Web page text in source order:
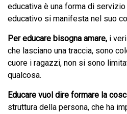
educativa è una forma di
educativo si manifesta nel suo
Per educare bisogna amare, i
che lasciano una traccia, sono
cuore i ragazzi, non si sono
qualcosa.
Educare vuol dire formare la
struttura della persona, che ha